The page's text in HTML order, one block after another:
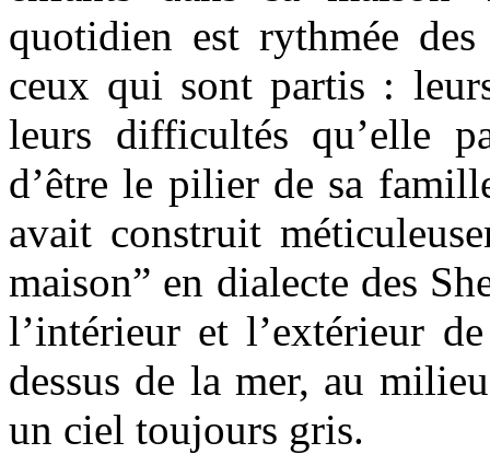
quotidien est rythmée
ceux qui sont partis :
leurs difficultés qu’elle
d’être le pilier de sa
avait construit
maison” en dialecte des
l’intérieur et l’extérieur
dessus de la mer, au
un ciel toujours gris.